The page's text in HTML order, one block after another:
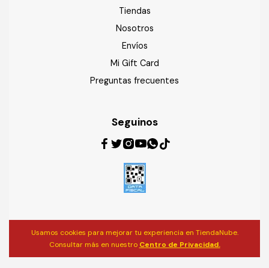
Tiendas
Nosotros
Envíos
Mi Gift Card
Preguntas frecuentes
Seguinos
Usamos cookies para mejorar tu experiencia en TiendaNube.
Consultar más en nuestro Centro de Privacidad.